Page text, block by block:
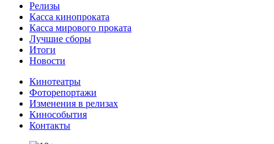
Релизы
Касса кинопроката
Касса мирового проката
Лучшие сборы
Итоги
Новости
Кинотеатры
Фоторепортажи
Изменения в релизах
Кинособытия
Контакты